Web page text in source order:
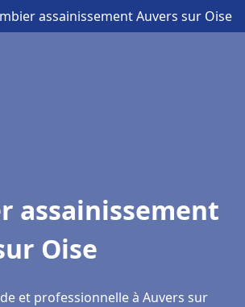
assainissement Auvers sur Oise
assainissement
Oise
et professionnelle à Auvers sur